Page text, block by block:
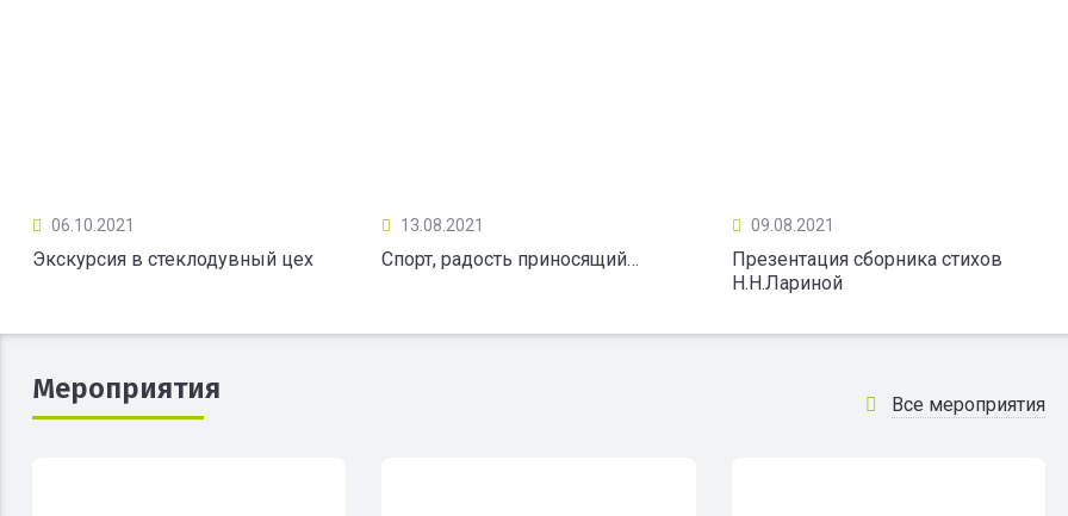
06.10.2021
Экскурсия в стеклодувный цех
13.08.2021
Спорт, радость приносящий…
09.08.2021
Презентация сборника стихов
Н.Н.Лариной
Мероприятия Все мероприятия